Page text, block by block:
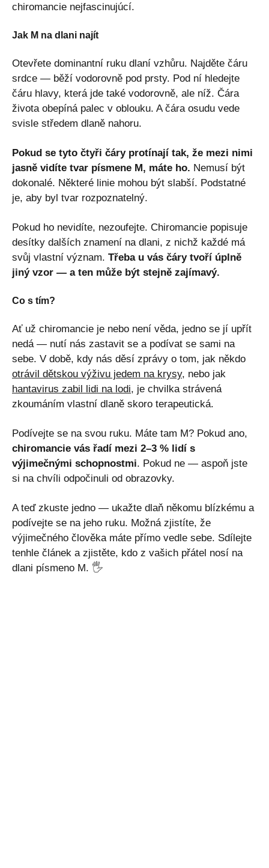
chiromancie nejfascinujúcí.
Jak M na dlani najít
Otevřete dominantní ruku dlaní vzhůru. Najděte čáru
srdce — běží vodorovně pod prsty. Pod ní hledejte
čáru hlavy, která jde také vodorovně, ale níž. Čára
života obepíná palec v oblouku. A čára osudu vede
svisle středem dlaně nahoru.
Pokud se tyto čtyři čáry protínají tak, že mezi nimi
jasně vidíte tvar písmene M, máte ho. Nemusí být
dokonalé. Některé linie mohou být slabší. Podstatné
je, aby byl tvar rozpoznatelný.
Pokud ho nevidíte, nezoufejte. Chiromancie popisuje
desítky dalších znamení na dlani, z nichž každé má
svůj vlastní význam. Třeba u vás čáry tvoří úplně
jiný vzor — a ten může být stejně zajímavý.
Co s tím?
Ať už chiromancie je nebo není věda, jedno se jí upřít
nedá — nutí nás zastavit se a podívat se sami na
sebe. V době, kdy nás děsí zprávy o tom, jak někdo
otrávil dětskou výživu jedem na krysy, nebo jak
hantavirus zabil lidi na lodi, je chvilka strávená
zkoumáním vlastní dlaně skoro terapeutická.
Podívejte se na svou ruku. Máte tam M? Pokud ano,
chiromancie vás řadí mezi 2–3 % lidí s
výjimečnými schopnostmi. Pokud ne — aspoň jste
si na chvíli odpočinuli od obrazovky.
A teď zkuste jedno — ukažte dlaň někomu blízkému a
podívejte se na jeho ruku. Možná zjistíte, že
výjimečného člověka máte přímo vedle sebe. Sdílejte
tenhle článek a zjistěte, kdo z vašich přátel nosí na
dlani písmeno M. 🖐️